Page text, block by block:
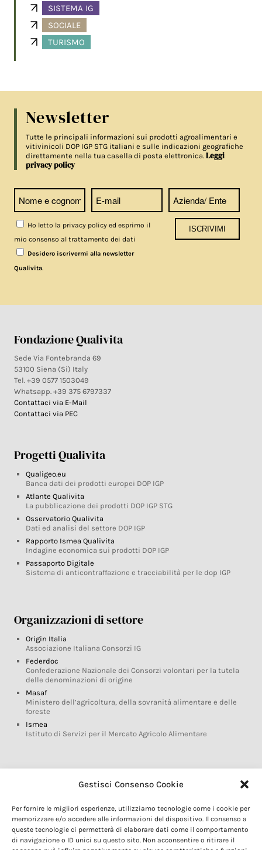
Gestisci Consenso Cookie
Per fornire le migliori esperienze, utilizziamo tecnologie come i cookie per
memorizzare e/o accedere alle informazioni del dispositivo. Il consenso a
queste tecnologie ci permetterà di elaborare dati come il comportamento
di navigazione o ID unici su questo sito. Non acconsentire o ritirare il
SISTEMA IG
SOCIALE
TURISMO
Newsletter
Tutte le principali informazioni sui prodotti agroalimentari e
vitivinicoli DOP IGP STG italiani e sulle indicazioni geografiche
direttamente nella tua casella di posta elettronica.Leggi
privacy policy
Ho letto la privacy policy ed esprimo il
mio consenso al trattamento dei dati
Desidero iscrivermi alla newsletter
Qualivita.
Fondazione Qualivita
Sede Via Fontebranda 69
53100 Siena (Si) Italy
Tel. +39 0577 1503049
Whatsapp. +39 375 6797337
Contattaci via E-Mail
Contattaci via PEC
Progetti Qualivita
Qualigeo.eu
Banca dati dei prodotti europei DOP IGP
Atlante Qualivita
La pubblicazione dei prodotti DOP IGP STG
Osservatorio Qualivita
Dati ed analisi del settore DOP IGP
Rapporto Ismea Qualivita
Indagine economica sui prodotti DOP IGP
Passaporto Digitale
Sistema di anticontraffazione e tracciabilità per le dop IGP
Organizzazioni di settore
Origin Italia
Associazione Italiana Consorzi IG
Federdoc
Confederazione Nazionale dei Consorzi volontari per la tutela
delle denominazioni di origine
Masaf
Ministero dell’agricoltura, della sovranità alimentare e delle
foreste
Ismea
Istituto di Servizi per il Mercato Agricolo Alimentare
Glossario DOP IGP
Marchi DOP IGP
Normativa prodotti DOP IGP
Consorzi di Tutela